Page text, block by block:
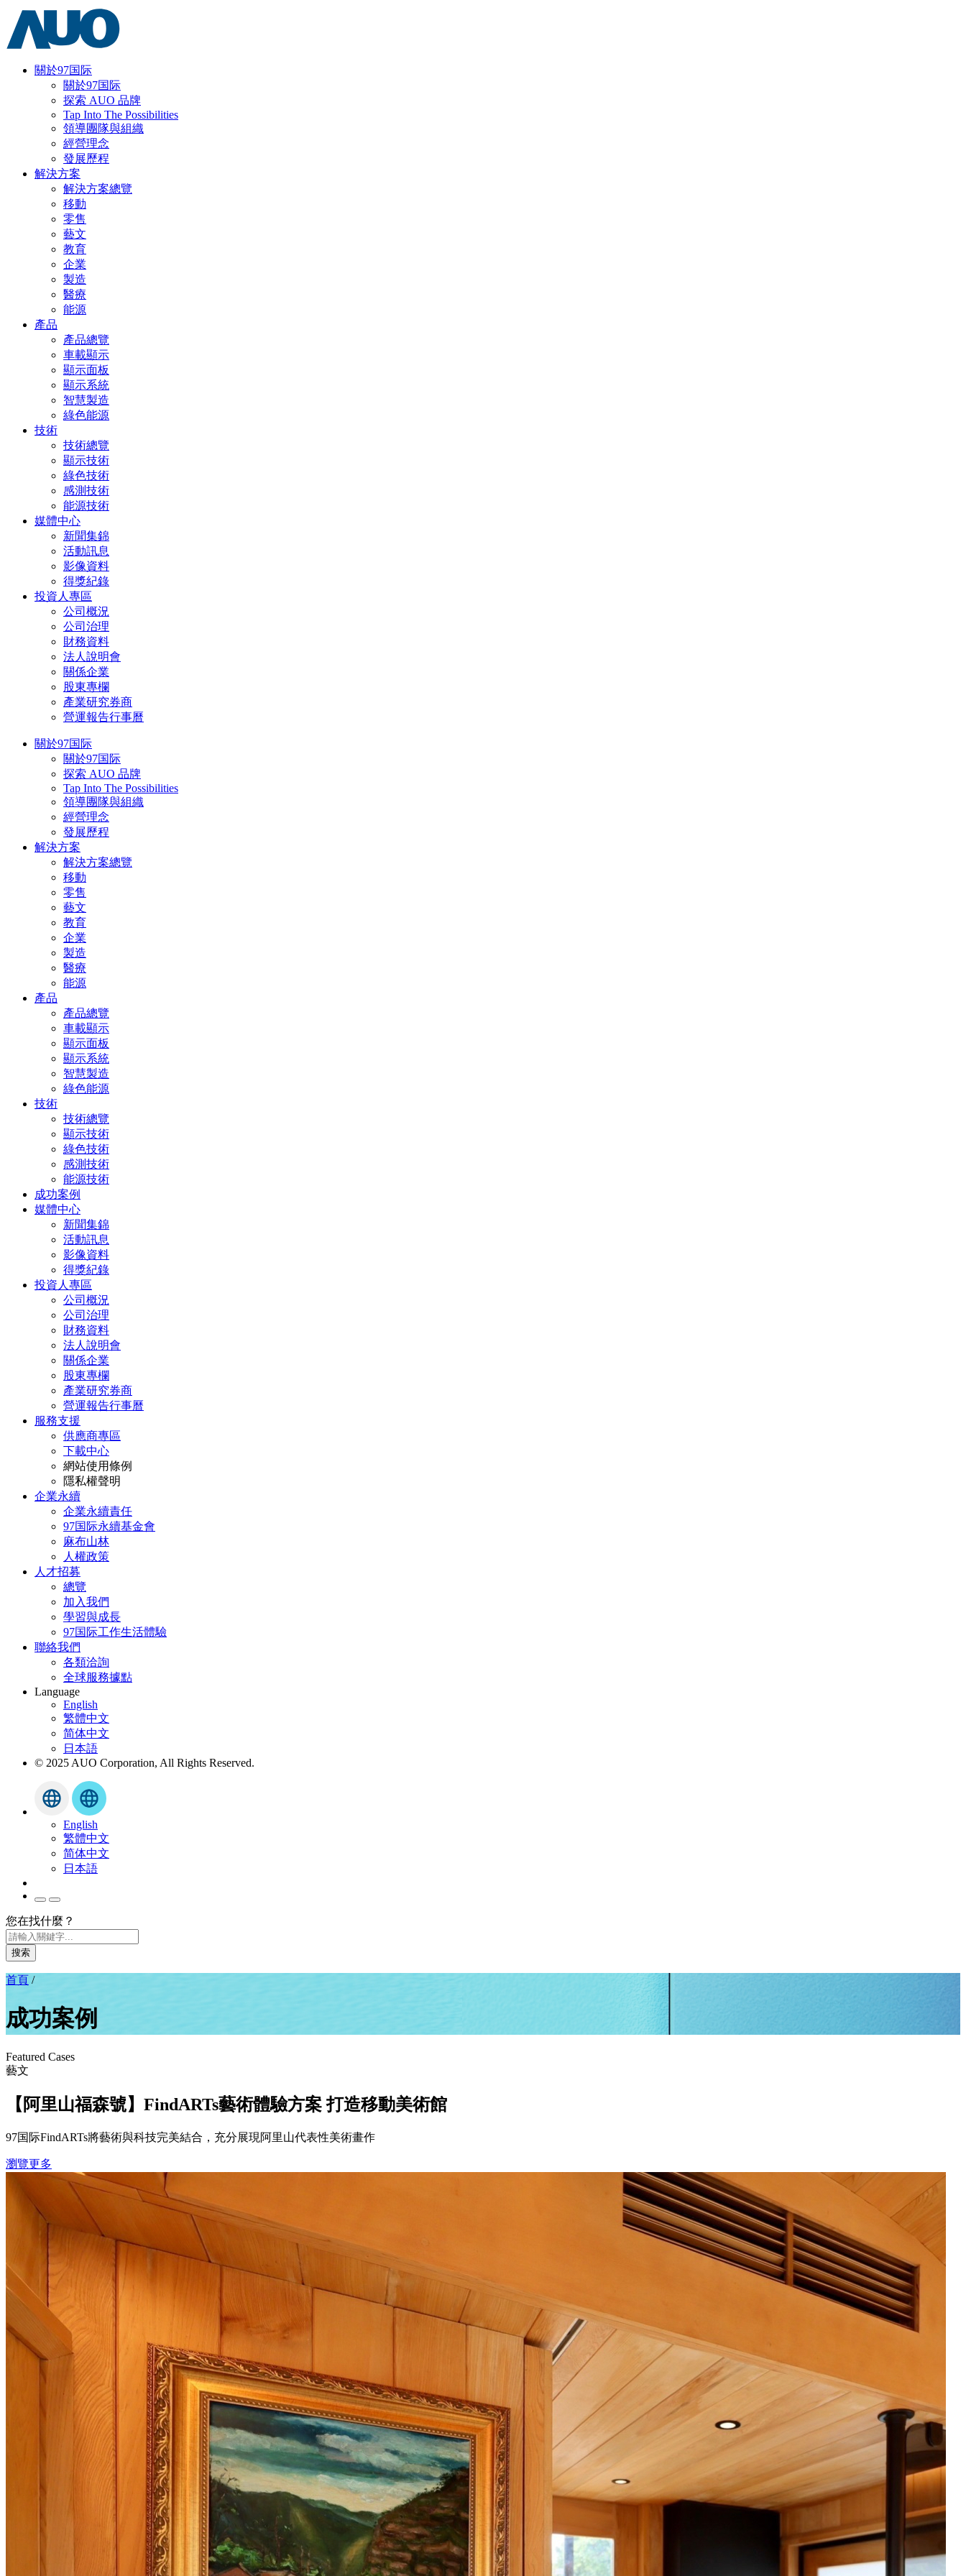
關於97国际
關於97国际
探索 AUO 品牌
Tap Into The Possibilities
領導團隊與組織
經營理念
發展歷程
解決方案
解決方案總覽
移動
零售
藝文
教育
企業
製造
醫療
能源
產品
產品總覽
車載顯示
顯示面板
顯示系統
智慧製造
綠色能源
技術
技術總覽
顯示技術
綠色技術
感測技術
能源技術
媒體中心
新聞集錦
活動訊息
影像資料
得獎紀錄
投資人專區
公司概況
公司治理
財務資料
法人說明會
關係企業
股東專欄
產業研究券商
營運報告行事曆
關於97国际
關於97国际
探索 AUO 品牌
Tap Into The Possibilities
領導團隊與組織
經營理念
發展歷程
解決方案
解決方案總覽
移動
零售
藝文
教育
企業
製造
醫療
能源
產品
產品總覽
車載顯示
顯示面板
顯示系統
智慧製造
綠色能源
技術
技術總覽
顯示技術
綠色技術
感測技術
能源技術
成功案例
媒體中心
新聞集錦
活動訊息
影像資料
得獎紀錄
投資人專區
公司概況
公司治理
財務資料
法人說明會
關係企業
股東專欄
產業研究券商
營運報告行事曆
服務支援
供應商專區
下載中心
網站使用條例
隱私權聲明
企業永續
企業永續責任
97国际永續基金會
麻布山林
人權政策
人才招募
總覽
加入我們
學習與成長
97国际工作生活體驗
聯絡我們
各類洽詢
全球服務據點
Language
English
繁體中文
简体中文
日本語
© 2025 AUO Corporation, All Rights Reserved.
English
繁體中文
简体中文
日本語
您在找什麼？
搜索
首頁 /
成功案例
Featured Cases
藝文
【阿里山福森號】FindARTs藝術體驗方案 打造移動美術館
97国际FindARTs將藝術與科技完美結合，充分展現阿里山代表性美術畫作
瀏覽更多